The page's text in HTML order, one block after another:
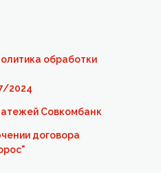
обработки
2024
Совкомбанк
договора